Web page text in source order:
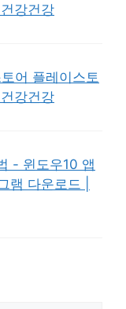
강건강
어 플레이스토
강건강
- 윈도우10 앱
램 다운로드 |